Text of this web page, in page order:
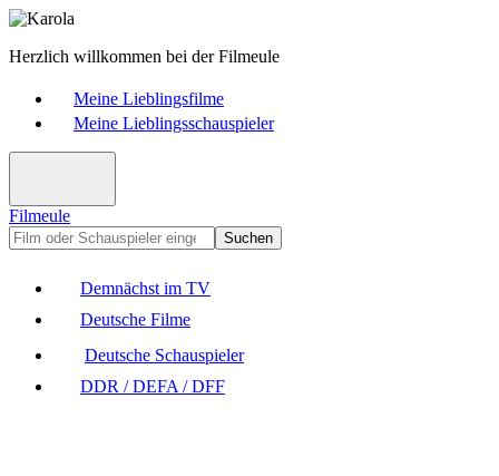
Herzlich willkommen bei der Filmeule
Meine Lieblingsfilme
Meine Lieblingsschauspieler
Filmeule
Suchen
Demnächst im TV
Deutsche Filme
Deutsche Schauspieler
DDR / DEFA / DFF